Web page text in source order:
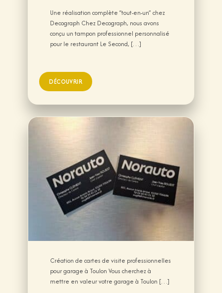
Une réalisation complète “tout-en-un” chez
Decograph Chez Decograph, nous avons
conçu un tampon professionnel personnalisé
pour le restaurant Le Second, […]
Création de cartes de visite professionnelles
pour garage à Toulon Vous cherchez à
mettre en valeur votre garage à Toulon […]